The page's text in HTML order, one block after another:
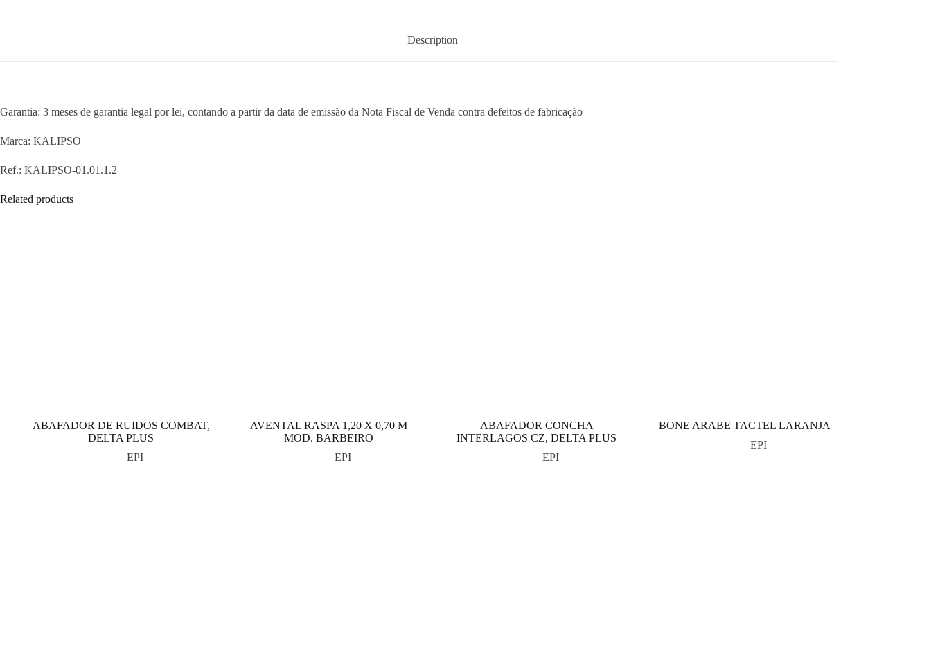
Description
Garantia: 3 meses de garantia legal por lei, contando a partir da data de emissão da Nota Fiscal de Venda contra defeitos de fabricação
Marca: KALIPSO
Ref.: KALIPSO-01.01.1.2
Related products
ABAFADOR DE RUIDOS COMBAT,
DELTA PLUS
EPI
AVENTAL RASPA 1,20 X 0,70 M
MOD. BARBEIRO
EPI
ABAFADOR CONCHA
INTERLAGOS CZ, DELTA PLUS
EPI
BONE ARABE TACTEL LARANJA
EPI